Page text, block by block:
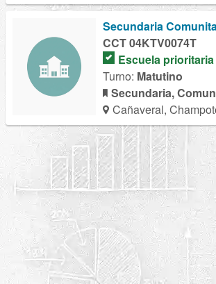
Secundaria
CCT 04KTV0074T
Escuela prioritaria
Turno: Matutino
Secundaria,
Cañaveral,